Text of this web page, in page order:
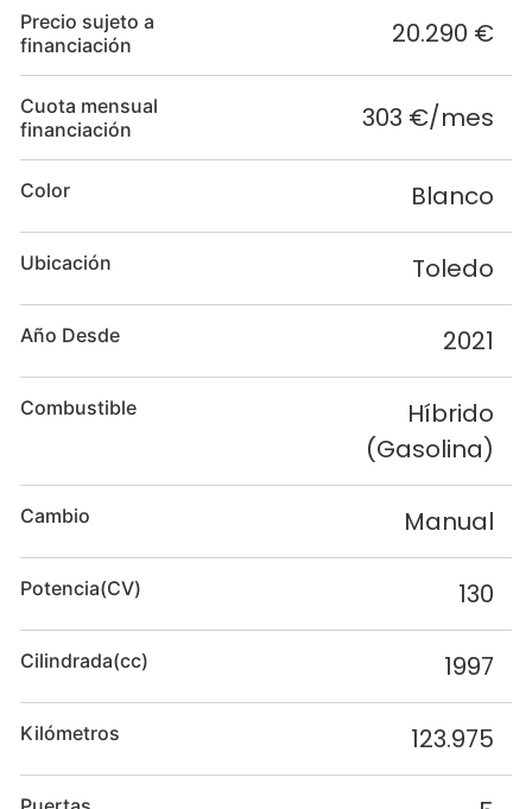
Precio sujeto a
financiación
20.290 €
Cuota mensual
financiación
303 €/mes
Color Blanco
Ubicación Toledo
Año Desde 2021
Combustible
Híbrido
(Gasolina)
Cambio Manual
Potencia(CV) 130
Cilindrada(cc) 1997
Kilómetros 123.975